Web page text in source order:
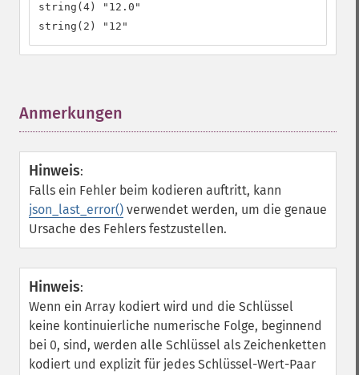
string(4) "12.0"
string(2) "12"
Anmerkungen
Hinweis:
Falls ein Fehler beim kodieren auftritt, kann
json_last_error() verwendet werden, um die genaue
Ursache des Fehlers festzustellen.
Hinweis:
Wenn ein Array kodiert wird und die Schlüssel
keine kontinuierliche numerische Folge, beginnend
bei 0, sind, werden alle Schlüssel als Zeichenketten
kodiert und explizit für jedes Schlüssel-Wert-Paar